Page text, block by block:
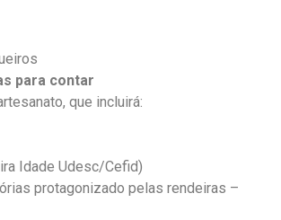
para contar
que incluirá:
Idade Udesc/Cefid)
protagonizado pelas rendeiras –